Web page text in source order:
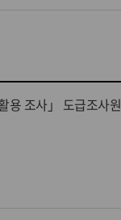
조사」 도급조사